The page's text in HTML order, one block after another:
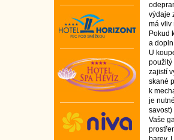
výdaje
má vliv
Pokud
a
U
použitý
zajistí
skané
k
je
Vaše